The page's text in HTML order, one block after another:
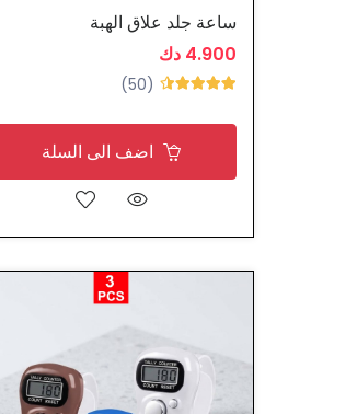
ساعة جلد علاق الهبة
4.900 دك
(50)
اضف الى السلة